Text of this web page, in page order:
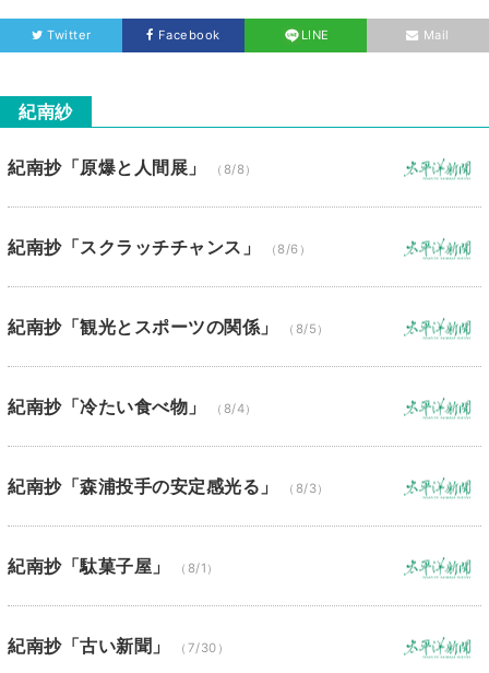
Twitter Facebook LINE Mail
紀南紗
紀南抄「原爆と人間展」 （8/8）
紀南抄「スクラッチチャンス」 （8/6）
紀南抄「観光とスポーツの関係」 （8/5）
紀南抄「冷たい食べ物」 （8/4）
紀南抄「森浦投手の安定感光る」 （8/3）
紀南抄「駄菓子屋」 （8/1）
紀南抄「古い新聞」 （7/30）